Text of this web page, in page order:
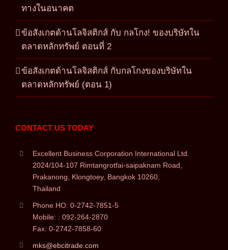
ทางในอนาคต
ข้อสังเกตด้านโลจิสติกส์ กับ กลโกง! ของบริษัทใน
ตลาดหลักทรัพย์ ตอนที่ 2
ข้อสังเกตด้านโลจิสติกส์ กับกลโกงของบริษัทใน
ตลาดหลักทรัพย์ (ตอน 1)
CONTACT US TODAY
Excellent Business Corporation International Ltd.
2024/104-107 Rimtangrotfai-saipaknam Road,
Prakanong, Klongtoey, Bangkok 10260,
Thailand
Phone HO: 0-2742-7851-5
Mobile: : 092-264-2870
Fax: 0-2742-7858-60
mks@ebcitrade.com